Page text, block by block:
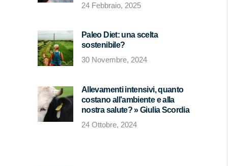
24 Febbraio, 2025
Paleo Diet: una scelta
sostenibile?
30 Novembre, 2024
Allevamenti intensivi, quanto
costano all’ambiente e alla
nostra salute? » Giulia Scordia
24 Ottobre, 2024